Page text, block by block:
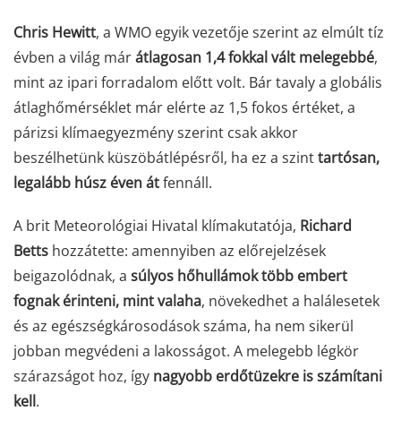
Chris Hewitt, a WMO egyik vezetője szerint az elmúlt tíz
évben a világ márátlagosan 1,4 fokkal vált melegebbé,
mint az ipari forradalom előtt volt. Bár tavaly a globális
átlaghőmérséklet már elérte az 1,5 fokos értéket, a
párizsi klímaegyezmény szerint csak akkor
beszélhetünk küszöbátlépésről, ha ez a szinttartósan,
legalább húsz éven átfennáll.
A brit Meteorológiai Hivatal klímakutatója, Richard
Betts hozzátette: amennyiben az előrejelzések
beigazolódnak, a súlyos hőhullámok több embert
fognak érinteni, mint valaha, növekedhet a halálesetek
és az egészségkárosodások száma, ha nem sikerül
jobban megvédeni a lakosságot. A melegebb légkör
szárazságot hoz, így nagyobb erdőtüzekre is számítani
kell.